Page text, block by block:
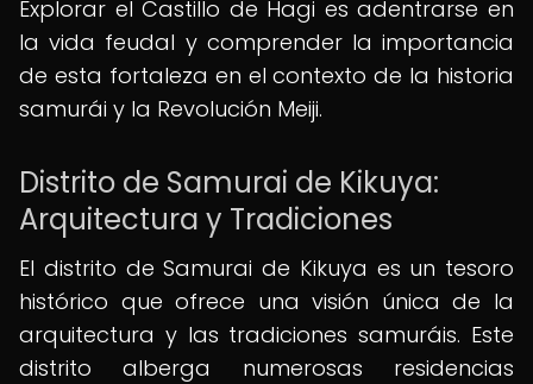
Explorar el Castillo de Hagi es adentrarse en
la vida feudal y comprender la importancia
de esta fortaleza en el contexto de la historia
samurái y la Revolución Meiji.
Distrito de Samurai de Kikuya:
Arquitectura y Tradiciones
El distrito de Samurai de Kikuya es un tesoro
histórico que ofrece una visión única de la
arquitectura y las tradiciones samuráis. Este
distrito alberga numerosas residencias